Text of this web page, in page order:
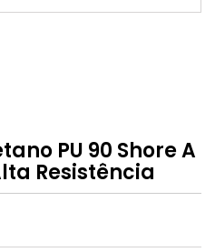
PU 90 Shore A
Resistência